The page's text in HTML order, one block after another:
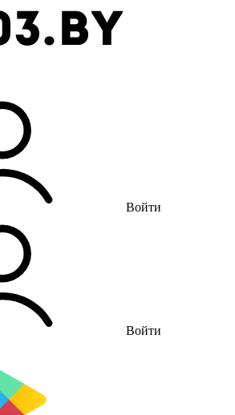
Войти
Войти